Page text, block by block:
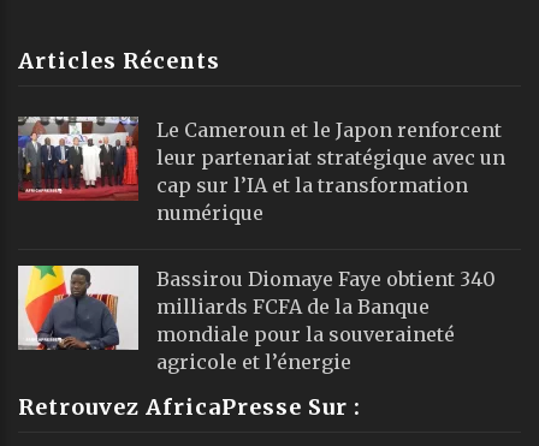
Articles Récents
Le Cameroun et le Japon renforcent
leur partenariat stratégique avec un
cap sur l’IA et la transformation
numérique
Bassirou Diomaye Faye obtient 340
milliards FCFA de la Banque
mondiale pour la souveraineté
agricole et l’énergie
Retrouvez AfricaPresse Sur :